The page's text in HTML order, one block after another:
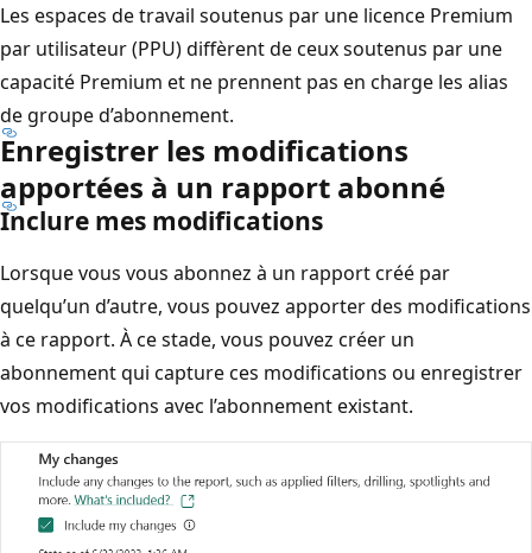
Les espaces de travail soutenus par une licence Premium
par utilisateur (PPU) diffèrent de ceux soutenus par une
capacité Premium et ne prennent pas en charge les alias
de groupe d’abonnement.
Enregistrer les modifications
apportées à un rapport abonné
Inclure mes modifications
Lorsque vous vous abonnez à un rapport créé par
quelqu’un d’autre, vous pouvez apporter des modifications
à ce rapport. À ce stade, vous pouvez créer un
abonnement qui capture ces modifications ou enregistrer
vos modifications avec l’abonnement existant.